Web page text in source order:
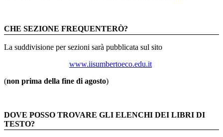
CHE SEZIONE FREQUENTERÒ?
La suddivisione per sezioni sarà pubblicata sul sito
www.iisumbertoeco.edu.it
(non prima della fine di agosto)
DOVE POSSO TROVARE GLI ELENCHI DEI LIBRI DI
TESTO?